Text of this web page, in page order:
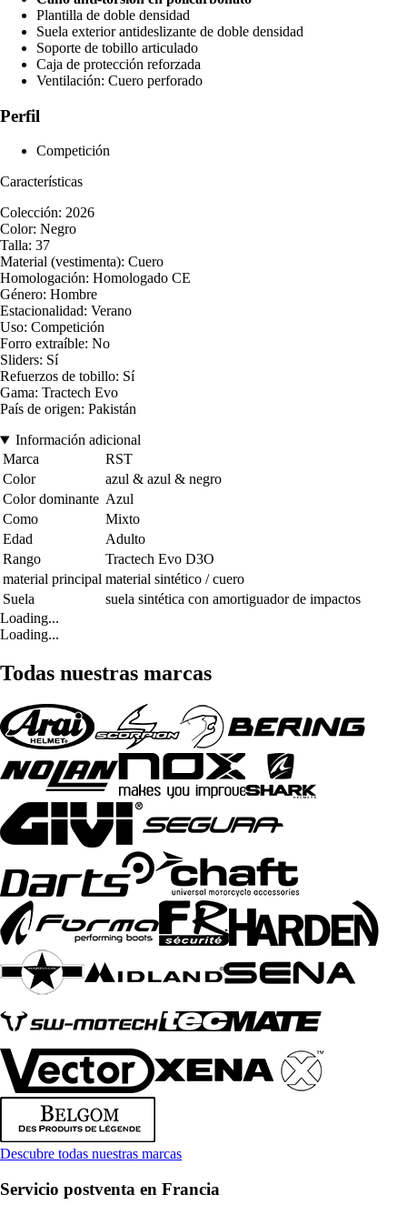
Plantilla de doble densidad
Suela exterior antideslizante de doble densidad
Soporte de tobillo articulado
Caja de protección reforzada
Ventilación: Cuero perforado
Perfil
Competición
Características
Colección: 2026
Color: Negro
Talla: 37
Material (vestimenta): Cuero
Homologación: Homologado CE
Género: Hombre
Estacionalidad: Verano
Uso: Competición
Forro extraíble: No
Sliders: Sí
Refuerzos de tobillo: Sí
Gama: Tractech Evo
País de origen: Pakistán
Información adicional
Marca
RST
Color
azul & azul & negro
Color dominante Azul
Como
Mixto
Edad
Adulto
Rango
Tractech Evo D3O
material principal material sintético / cuero
Suela
suela sintética con amortiguador de impactos
Loading...
Loading...
Todas nuestras marcas
Descubre todas nuestras marcas
Servicio postventa en Francia